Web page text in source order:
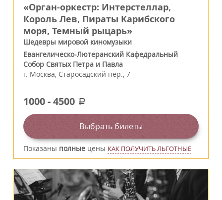
«Орган-оркестр: Интерстеллар,
Король Лев, Пираты Карибского
моря, Темный рыцарь»
Шедевры мировой киномузыки
Евангелическо-Лютеранский Кафедральный
Собор Святых Петра и Павла
г. Москва, Старосадский пер., 7
1000-4500 a
Выбрать билеты
Показаны полные цены КАК ПОЛУЧИТЬ ЛЬГОТНЫЕ